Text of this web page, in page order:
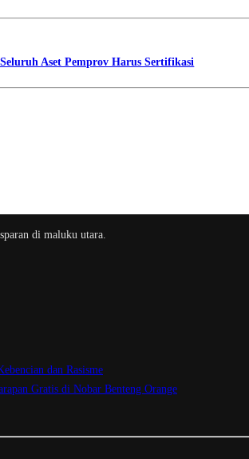
Aset Pemprov Harus Sertifikasi
di maluku utara.
dan Rasisme
Gratis di Nobar Benteng Orange